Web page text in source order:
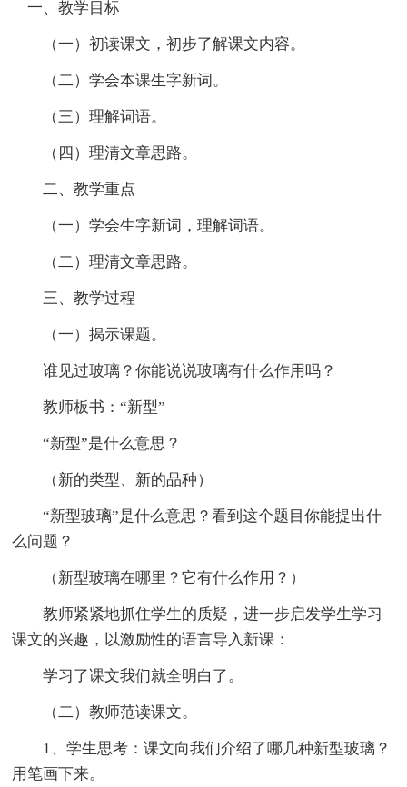
一、教学目标
（一）初读课文，初步了解课文内容。
（二）学会本课生字新词。
（三）理解词语。
（四）理清文章思路。
二、教学重点
（一）学会生字新词，理解词语。
（二）理清文章思路。
三、教学过程
（一）揭示课题。
谁见过玻璃？你能说说玻璃有什么作用吗？
教师板书：“新型”
“新型”是什么意思？
（新的类型、新的品种）
“新型玻璃”是什么意思？看到这个题目你能提出什
么问题？
（新型玻璃在哪里？它有什么作用？）
教师紧紧地抓住学生的质疑，进一步启发学生学习
课文的兴趣，以激励性的语言导入新课：
学习了课文我们就全明白了。
（二）教师范读课文。
1、学生思考：课文向我们介绍了哪几种新型玻璃？
用笔画下来。